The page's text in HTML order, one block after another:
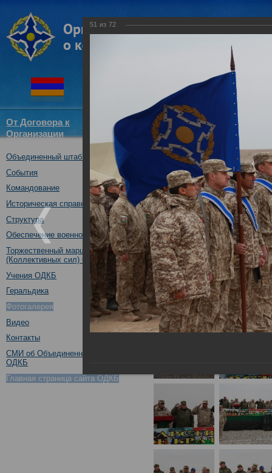
От Договора к
Организации
Структура
Новости
Объединенный штаб ОДКБ
События
Командование
Историческая справка
Структура
Обеспечение военной безопасности
Торжественный марш Войск
(Коллективных сил) ОДКБ
Учения ОДКБ
Геральдика
Фотогалерея
Видео
Контакты
СМИ об Объединенном штабе
ОДКБ
Главная страница сайта ОДКБ
Совместное учение
14.11.2017
51 из 72